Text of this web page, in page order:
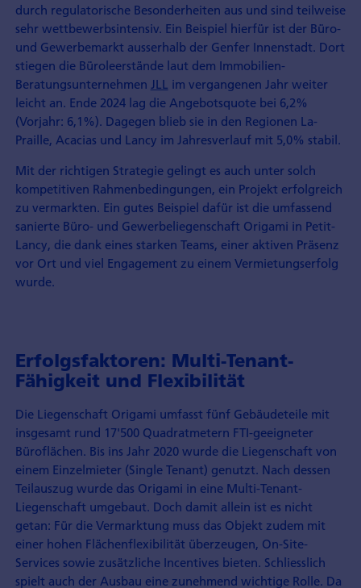
durch regulatorische Besonderheiten aus und sind teilweise
sehr wettbewerbs­intensiv. Ein Beispiel hierfür ist der Büro-
und Gewerbe­markt ausserhalb der Genfer Innenstadt. Dort
stiegen die Büro­leerstände laut dem Immobilien-
Beratungsunternehmen JLL im vergangenen Jahr weiter
leicht an. Ende 2024 lag die Angebots­quote bei 6,2%
(Vorjahr: 6,1%). Dagegen blieb sie in den Regionen La-
Praille, Acacias und Lancy im Jahresverlauf mit 5,0% stabil.
Mit der richtigen Strategie gelingt es auch unter solch
kompetitiven Rahmen­bedingungen, ein Projekt erfolgreich
zu vermarkten. Ein gutes Beispiel dafür ist die umfassend
sanierte Büro- und Gewerbe­liegenschaft Origami in Petit-
Lancy, die dank eines starken Teams, einer aktiven Präsenz
vor Ort und viel Engagement zu einem Vermietungs­erfolg
wurde.
Erfolgsfaktoren: Multi-Tenant-
Fähigkeit und Flexibilität
Die Liegenschaft Origami umfasst fünf Gebäudeteile mit
insgesamt rund 17'500 Quadrat­metern FTI-geeigneter
Büroflächen. Bis ins Jahr 2020 wurde die Liegenschaft von
einem Einzelmieter (Single Tenant) genutzt. Nach dessen
Teilauszug wurde das Origami in eine Multi-Tenant-
Liegenschaft umgebaut. Doch damit allein ist es nicht
getan: Für die Vermarktung muss das Objekt zudem mit
einer hohen Flächen­flexibilität überzeugen, On-Site-
Services sowie zusätzliche Incentives bieten. Schliesslich
spielt auch der Ausbau eine zunehmend wichtige Rolle. Da